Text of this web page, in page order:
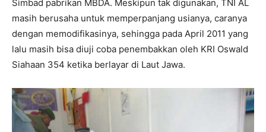
Simbad pabrikan MBDA. Meskipun tak digunakan, TNI AL
masih berusaha untuk memperpanjang usianya, caranya
dengan memodifikasinya, sehingga pada April 2011 yang
lalu masih bisa diuji coba penembakkan oleh KRI Oswald
Siahaan 354 ketika berlayar di Laut Jawa.